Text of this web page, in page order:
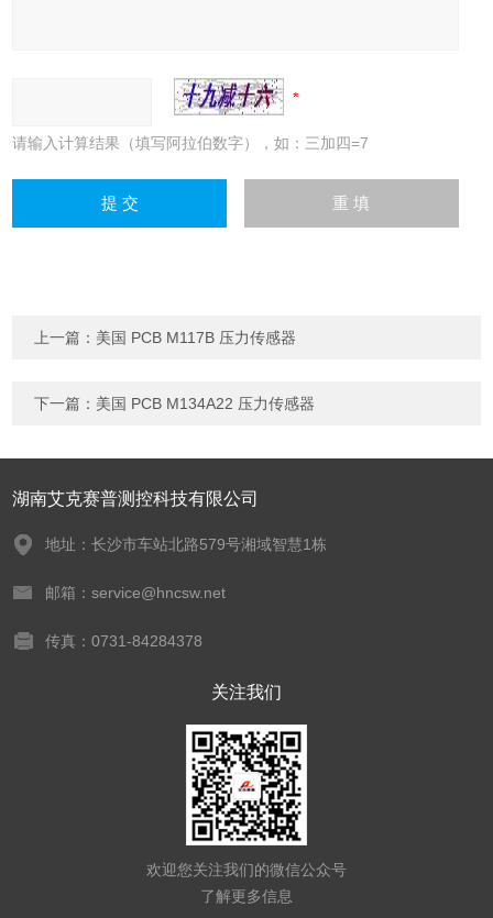
请输入计算结果（填写阿拉伯数字），如：三加四=7
上一篇： 美国 PCB M117B 压力传感器
下一篇： 美国 PCB M134A22 压力传感器
湖南艾克赛普测控科技有限公司
地址：长沙市车站北路579号湘域智慧1栋
邮箱：service@hncsw.net
传真：0731-84284378
关注我们
欢迎您关注我们的微信公众号
了解更多信息